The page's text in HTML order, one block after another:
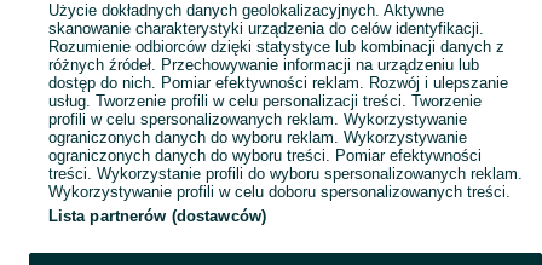
Popularne wyszukiwania
Użycie dokładnych danych geolokalizacyjnych. Aktywne
skanowanie charakterystyki urządzenia do celów identyfikacji.
Rozumienie odbiorców dzięki statystyce lub kombinacji danych z
różnych źródeł. Przechowywanie informacji na urządzeniu lub
dostęp do nich. Pomiar efektywności reklam. Rozwój i ulepszanie
usług. Tworzenie profili w celu personalizacji treści. Tworzenie
profili w celu spersonalizowanych reklam. Wykorzystywanie
ograniczonych danych do wyboru reklam. Wykorzystywanie
ograniczonych danych do wyboru treści. Pomiar efektywności
treści. Wykorzystanie profili do wyboru spersonalizowanych reklam.
Wykorzystywanie profili w celu doboru spersonalizowanych treści.
Lista partnerów (dostawców)